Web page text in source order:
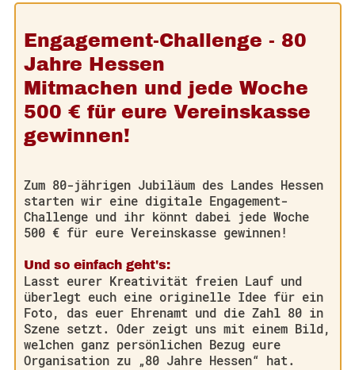
Engagement-Challenge - 80
Jahre Hessen
Mitmachen und jede Woche
500 € für eure Vereinskasse
gewinnen!
Zum 80-jährigen Jubiläum des Landes Hessen
starten wir eine digitale Engagement-
Challenge und ihr könnt dabei jede Woche
500 € für eure Vereinskasse gewinnen!
Und so einfach geht's:
Lasst eurer Kreativität freien Lauf und
überlegt euch eine originelle Idee für ein
Foto, das euer Ehrenamt und die Zahl 80 in
Szene setzt. Oder zeigt uns mit einem Bild,
welchen ganz persönlichen Bezug eure
Organisation zu „80 Jahre Hessen“ hat.